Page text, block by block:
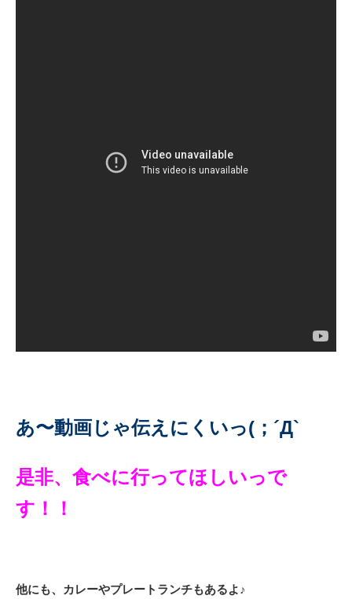
あ〜動画じゃ伝えにくいっ(；´Д`
是非、食べに行ってほしいっで
す！！
他にも、カレーやプレートランチもあるよ♪